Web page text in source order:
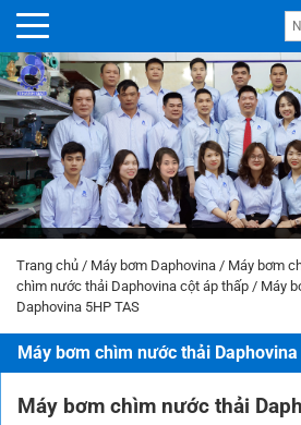
Trang chủ / Máy bơm Daphovina / Máy bơm
chìm nước thải Daphovina cột áp thấp / Máy
Daphovina 5HP TAS
Máy bơm chìm nước thải Daphovina
Máy bơm chìm nước thải